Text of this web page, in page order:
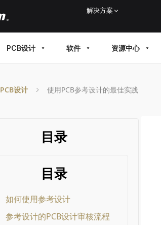
解决方案
PCB设计 软件 资源中心
PCB设计 使用PCB参考设计的最佳实践
目录
目录
如何使用参考设计
参考设计的PCB设计审核流程